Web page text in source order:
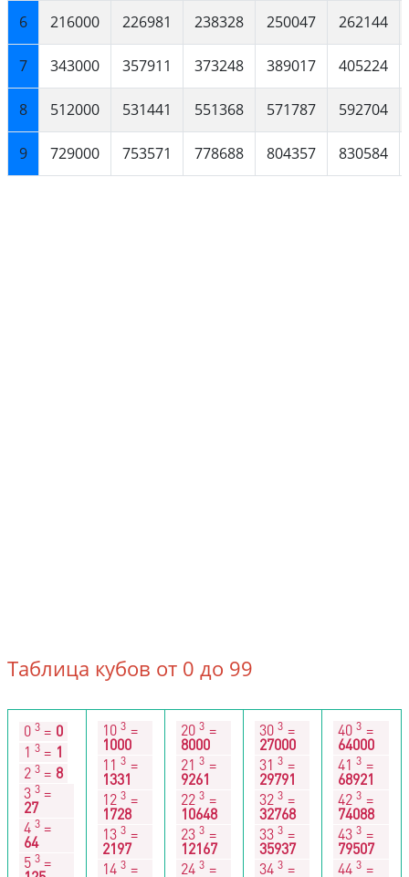
6 216000 226981 238328 250047 262144
7 343000 357911 373248 389017 405224
8 512000 531441 551368 571787 592704
9 729000 753571 778688 804357 830584
Таблица кубов от 0 до 99
03 = 0
13 = 1
23 = 8
33 =
27
43 =
64
53 =
103 =
1000
113 =
1331
123 =
1728
133 =
2197
143 =
203 =
8000
213 =
9261
223 =
10648
233 =
12167
243 =
303 =
27000
313 =
29791
323 =
32768
333 =
35937
343 =
403 =
64000
413 =
68921
423 =
74088
433 =
79507
443 =